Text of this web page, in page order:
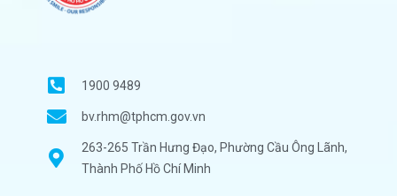
1900 9489
bv.rhm@tphcm.gov.vn
263-265 Trần Hưng Đạo, Phường Cầu Ông Lãnh,
Thành Phố Hồ Chí Minh